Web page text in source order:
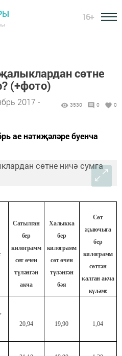
16+
сөтне
(+фото)
2017 -
3530 0 0
ае нәтиҗәләре буенча
Сатылган
бер
килограмм
сөт өчен
түләнгән
акча
Халыкка
бер
килограмм
сөт өчен
түләнгән
бәя
Сөт
җыючыга
бер
килограмм
сөттән
калган акча
күләме
20,94 19,90 1,04